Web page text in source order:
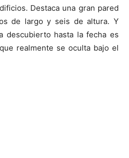
Destaca una gran pared
de largo y seis de altura. Y
descubierto hasta la fecha es
realmente se oculta bajo el